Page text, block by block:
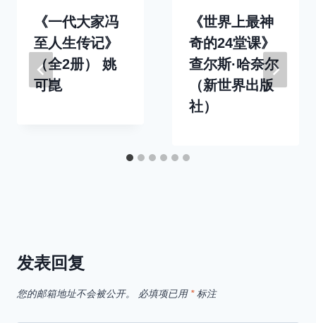
《一代大家冯
至人生传记》
（全2册） 姚
可崑
《世界上最神
奇的24堂课》
查尔斯·哈奈尔
（新世界出版
社）
发表回复
您的邮箱地址不会被公开。 必填项已用 *标注